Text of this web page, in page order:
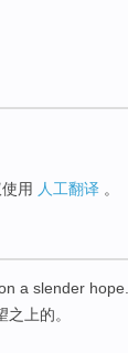
用 人工翻译 。
a slender hope
之上的。